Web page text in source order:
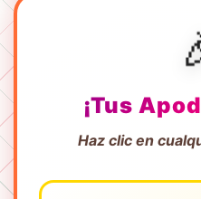
¡Tus
Haz clic en